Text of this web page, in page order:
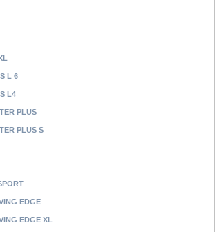
L 6
L4
PLUS
PLUS S
EDGE
EDGE XL